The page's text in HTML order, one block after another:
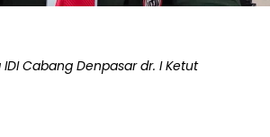
Cabang Denpasar dr. I Ketut